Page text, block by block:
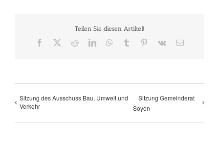
Teilen Sie diesen Artikel!
Facebook RedditLinkedInWhatsApp
Tumblr Pinterest
Vk
E-
Sitzung des Ausschuss Bau, Umwelt und
Verkehr
Sitzung Gemeinderat
Soyen